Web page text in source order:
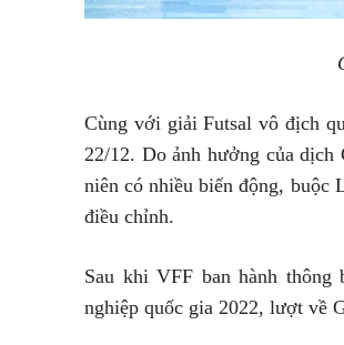
Cùng với giải Futsal vô địch
22/12. Do ảnh hưởng của
niên có nhiều biến động, buộc
điều chỉnh.
Sau khi VFF ban hành thông
nghiệp quốc gia 2022, lượt về